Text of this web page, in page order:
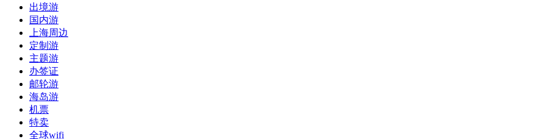
出境游
国内游
上海周边
定制游
主题游
办签证
邮轮游
海岛游
机票
特卖
全球wifi